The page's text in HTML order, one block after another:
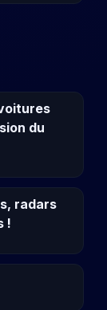
du
radars
!